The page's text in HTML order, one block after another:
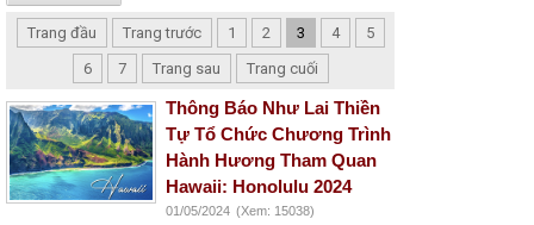
Trang đầu Trang trước 1 2 3 4
5
6
7 Trang sau Trang cuối
Thông Báo Như Lai Thiền
Tự Tổ Chức Chương Trình
Hành Hương Tham Quan
Hawaii: Honolulu 2024
01/05/2024 (Xem: 15038)